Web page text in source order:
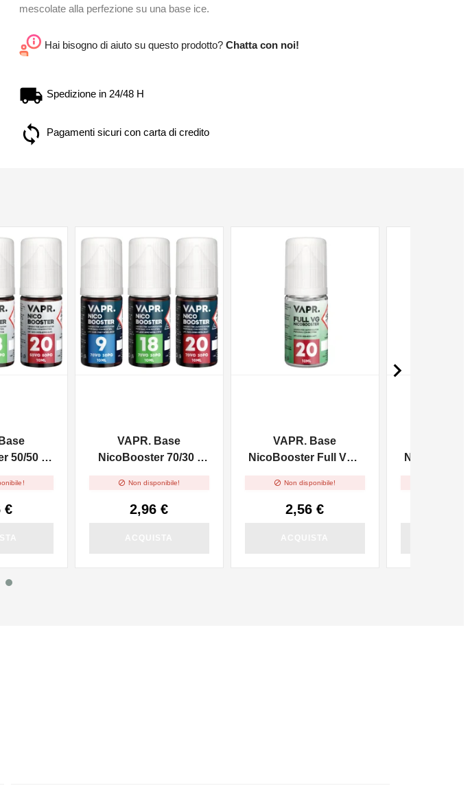
mescolate alla perfezione su una base ice.
Hai bisogno di aiuto su questo prodotto? Chatta con noi!
Spedizione in 24/48 H
Pagamenti sicuri con carta di credito
50/50 -
€
VAPR. Base
NicoBooster 70/30 -
 Non disponibile!
2,96 €
VAPR. Base
NicoBooster Full VG -
 Non disponibile!
2,56 €
